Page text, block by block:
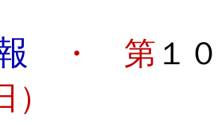
・ 第 １
日）